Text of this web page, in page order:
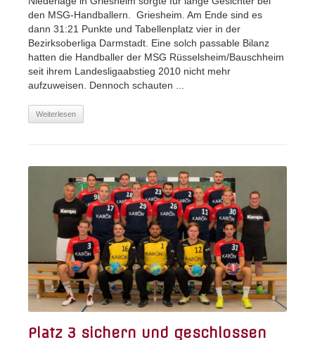
den MSG-Handballern. Griesheim. Am Ende sind es
dann 31:21 Punkte und Tabellenplatz vier in der
Bezirksoberliga Darmstadt. Eine solch passable Bilanz
hatten die Handballer der MSG Rüsselsheim/Bauschheim
seit ihrem Landesligaabstieg 2010 nicht mehr
aufzuweisen. Dennoch schauten ...
Weiterlesen
Platz 3 sichern und geschlossen